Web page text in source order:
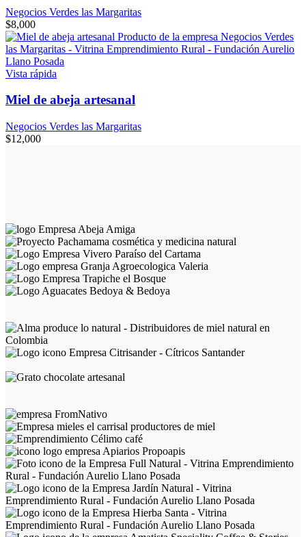
Negocios Verdes las Margaritas
$8,000
Vista rápida
Miel de abeja artesanal
Negocios Verdes las Margaritas
$12,000